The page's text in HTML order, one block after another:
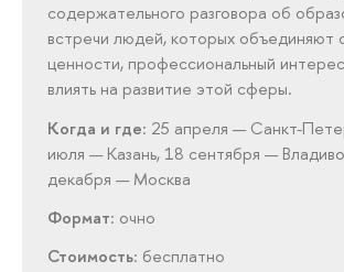
содержательного разговора об
встречи людей, которых объединяют
ценности, профессиональный
влиять на развитие этой сферы.
Когда и где: 25 апреля — Санкт-
июля — Казань, 18 сентября —
декабря — Москва
Формат: очно
Стоимость: бесплатно